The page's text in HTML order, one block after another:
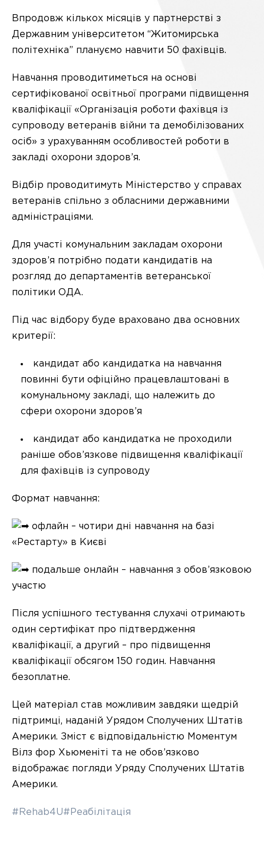
Впродовж кількох місяців у партнерстві з
Державним університетом “Житомирська
політехніка” плануємо навчити 50 фахівців.
Навчання проводитиметься на основі
сертифікованої освітньої програми підвищення
кваліфікації «Організація роботи фахівця із
супроводу ветеранів війни та демобілізованих
осіб» з урахуванням особливостей роботи в
закладі охорони здоров’я.
Відбір проводитимуть Міністерство у справах
ветеранів спільно з обласними державними
адміністраціями.
Для участі комунальним закладам охорони
здоров’я потрібно подати кандидатів на
розгляд до департаментів ветеранської
політики ОДА.
Під час відбору буде враховано два основних
критерії:
кандидат або кандидатка на навчання
повинні бути офіційно працевлаштовані в
комунальному закладі, що належить до
сфери охорони здоров’я
кандидат або кандидатка не проходили
раніше обов’язкове підвищення кваліфікації
для фахівців із супроводу
Формат навчання:
офлайн – чотири дні навчання на базі
«Рестарту» в Києві
подальше онлайн – навчання з обов’язковою
участю
Після успішного тестування слухачі отримають
один сертифікат про підтвердження
кваліфікації, а другий – про підвищення
кваліфікації обсягом 150 годин. Навчання
безоплатне.
Цей матеріал став можливим завдяки щедрій
підтримці, наданій Урядом Сполучених Штатів
Америки. Зміст є відповідальністю Моментум
Вілз фор Хьюменіті та не обов’язково
відображає погляди Уряду Сполучених Штатів
Америки.
#Rehab4U#Реабілітація